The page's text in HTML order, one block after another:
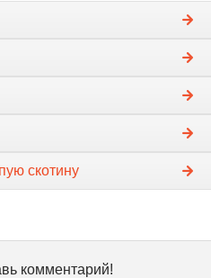
скотину
комментарий!